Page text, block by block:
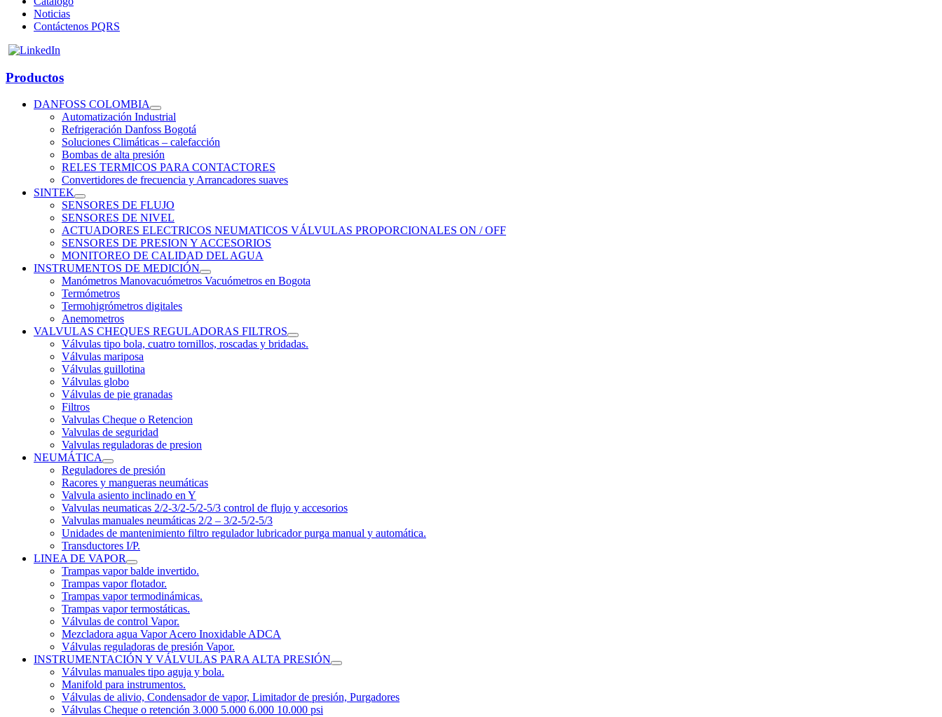
Noticias
Contáctenos PQRS
Productos
DANFOSS COLOMBIA
Automatización Industrial
Refrigeración Danfoss Bogotá
Soluciones Climáticas – calefacción
Bombas de alta presión
RELES TERMICOS PARA CONTACTORES
Convertidores de frecuencia y Arrancadores suaves
SINTEK
SENSORES DE FLUJO
SENSORES DE NIVEL
ACTUADORES ELECTRICOS NEUMATICOS VÁLVULAS PROPORCIONALES ON / OFF
SENSORES DE PRESION Y ACCESORIOS
MONITOREO DE CALIDAD DEL AGUA
INSTRUMENTOS DE MEDICIÓN
Manómetros Manovacuómetros Vacuómetros en Bogota
Termómetros
Termohigrómetros digitales
Anemometros
VALVULAS CHEQUES REGULADORAS FILTROS
Válvulas tipo bola, cuatro tornillos, roscadas y bridadas.
Válvulas mariposa
Válvulas guillotina
Válvulas globo
Válvulas de pie granadas
Filtros
Valvulas Cheque o Retencion
Valvulas de seguridad
Valvulas reguladoras de presion
NEUMÁTICA
Reguladores de presión
Racores y mangueras neumáticas
Valvula asiento inclinado en Y
Valvulas neumaticas 2/2-3/2-5/2-5/3 control de flujo y accesorios
Valvulas manuales neumáticas 2/2 – 3/2-5/2-5/3
Unidades de mantenimiento filtro regulador lubricador purga manual y automática.
Transductores I/P.
LINEA DE VAPOR
Trampas vapor balde invertido.
Trampas vapor flotador.
Trampas vapor termodinámicas.
Trampas vapor termostáticas.
Válvulas de control Vapor.
Mezcladora agua Vapor Acero Inoxidable ADCA
Válvulas reguladoras de presión Vapor.
INSTRUMENTACIÓN Y VÁLVULAS PARA ALTA PRESIÓN
Válvulas manuales tipo aguja y bola.
Manifold para instrumentos.
Válvulas de alivio, Condensador de vapor, Limitador de presión, Purgadores
Válvulas Cheque o retención 3.000 5.000 6.000 10.000 psi